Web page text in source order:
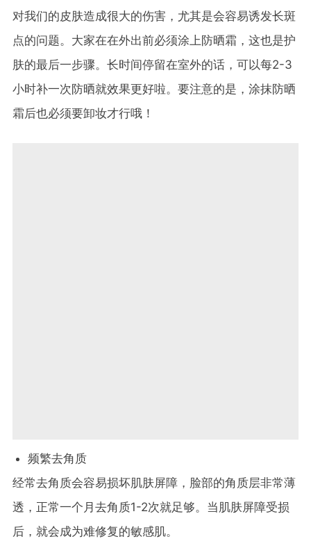
对我们的皮肤造成很大的伤害，尤其是会容易诱发长斑
点的问题。大家在在外出前必须涂上防晒霜，这也是护
肤的最后一步骤。长时间停留在室外的话，可以每2-3
小时补一次防晒就效果更好啦。要注意的是，涂抹防晒
霜后也必须要卸妆才行哦！
频繁去角质
经常去角质会容易损坏肌肤屏障，脸部的角质层非常薄
透，正常一个月去角质1-2次就足够。当肌肤屏障受损
后，就会成为难修复的敏感肌。